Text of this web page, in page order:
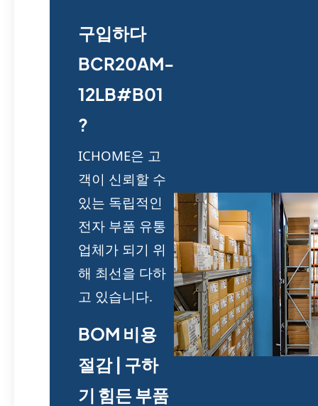
구입하다
BCR20AM-
12LB#B01
?
ICHOME은 고
객이 신뢰할 수
있는 독립적인
전자 부품 유통
업체가 되기 위
해 최선을 다하
고 있습니다.
BOM 비용
절감 | 구하
기 힘든 부품